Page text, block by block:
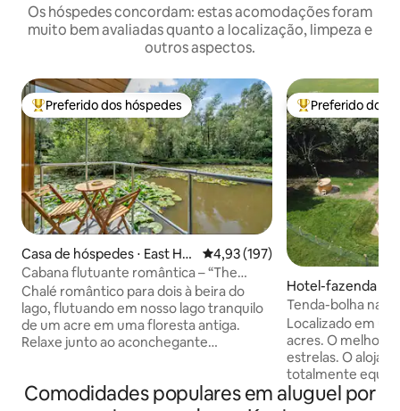
Os hóspedes concordam: estas acomodações foram
muito bem avaliadas quanto a localização, limpeza e
outros aspectos.
Entre os melhores preferidos dos hóspedes
Preferido dos hóspedes
Casa de hóspedes ⋅ East Ho
athly
4,93 de uma avaliação média de
4,93 (197)
Cabana flutuante romântica – “The
Water Snug”
Chalé romântico para dois à beira do
lago, flutuando em nosso lago tranquilo
de um acre em uma floresta antiga.
Relaxe junto ao aconchegante
vistas mágicas para o lago de todos os
Entre os
Preferido dos
Hotel-fazenda ⋅
Tenda-bolha na
Localizado em
acres. O melhor
estrelas. O
totalmente
desfrutar de
Comodidades populares em aluguel por